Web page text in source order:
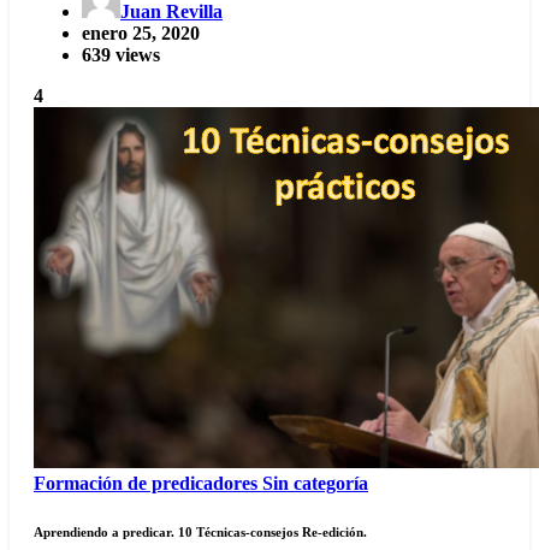
Juan Revilla
enero 25, 2020
639 views
4
Formación de predicadores Sin categoría
Aprendiendo a predicar. 10 Técnicas-consejos Re-edición.